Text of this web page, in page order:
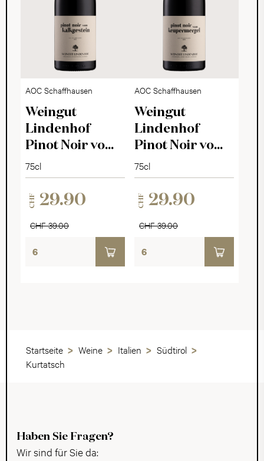
AOC Schaffhausen
Weingut
Lindenhof
Pinot Noir vom
Kalkgestein
2022
75cl
CHF 29.90
CHF 39.00
AOC Schaffhausen
Weingut
Lindenhof
Pinot Noir vom
Keupermergel
2022
75cl
CHF 29.90
CHF 39.00
Startseite Weine Italien
Südtirol
Kurtatsch
Haben Sie Fragen?
Wir sind für Sie da: